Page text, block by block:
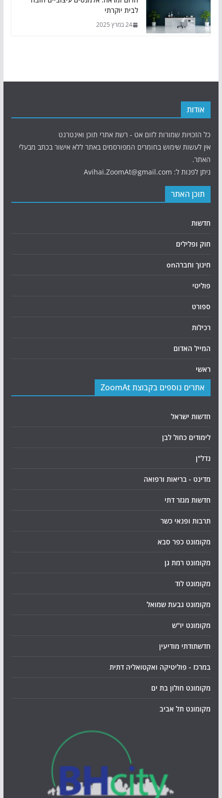
לבית יוקרתי
24 במרץ 2025
אודות
כל הזכויות שמורות לזום אט - רשת אתרי תוכן ואינטרנט
אין לעשות שימוש בחומרים המפורסמים באתר ללא אישור בכתב מבעלי
האתר.
ניתן לפנות ל: Avihai.ZoomAt@gmail.com
תוכן האתר
חדשות
חוק ופלילים
חינוך וחברהon
פוליטי
ספורט
רכילות
המייל האדום
ראשי
אתרים נוספים בקבוצת ZoomAt
חדשות ישראל
לימודים כחול לבן
נדל"ן
מדינט - בריאות ורפואה
חדשות מגזר דתי
תרבות ופנאי כשר
מקומונט כפר סבא
מקומונט רמת גן
מקומונט לוד
מקומונט גבעת שמואל
מקומונט יו"ש
חדשתודתי מודיעין
במרכז - פוליטיקה ואקטואליה דתית
מקומונט חולון בת ים
מקומונט תל אביב